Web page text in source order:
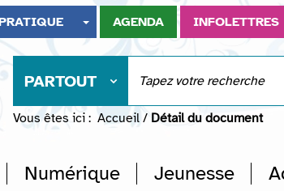
AGENDA INFOLETTRES
PARTOUT
Vous êtes ici : Accueil / Détail du document
Numérique Jeunesse